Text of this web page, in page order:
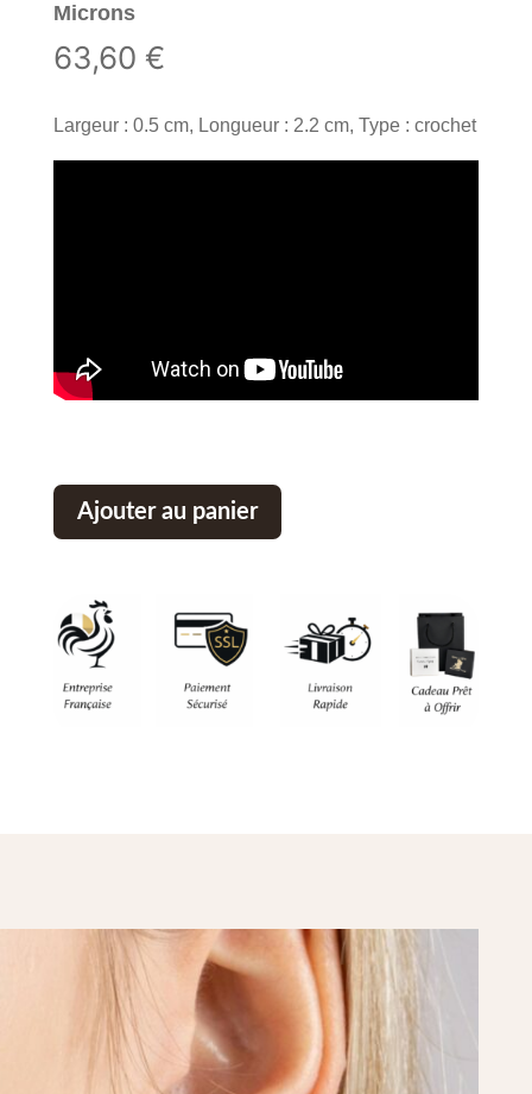
Microns
63,60 €
Largeur : 0.5 cm, Longueur : 2.2 cm, Type : crochet
Ajouter au panier